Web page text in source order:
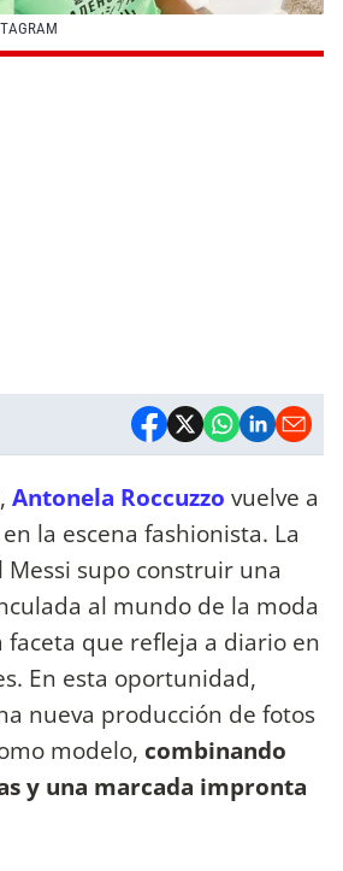
Antonela Roccuzzo vuelve a
la escena fashionista. La
Messi supo construir una
al mundo de la moda
faceta que refleja a diario en
En esta oportunidad,
nueva producción de fotos
modelo, combinando
y una marcada impronta